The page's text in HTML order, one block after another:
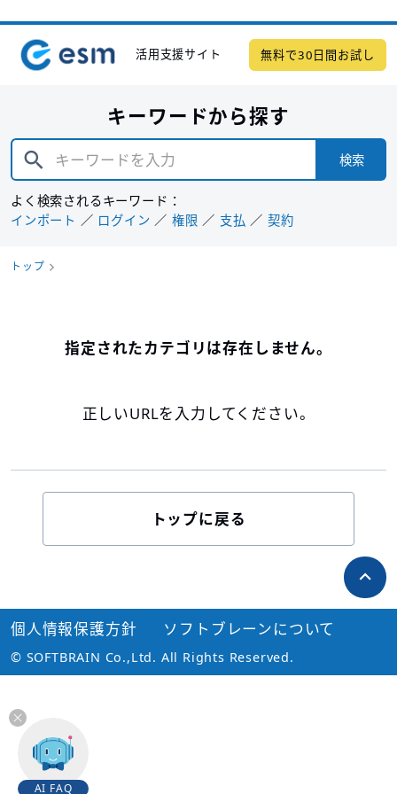
活用支援サイト 無料で30日間お試し
キーワードから探す
検索
よく検索されるキーワード：
インポート
ログイン 権限 支払 契約
トップ
指定されたカテゴリは存在しません。
正しいURLを入力してください。
トップに戻る
© SOFTBRAIN Co.,Ltd. All Rights Reserved.
個人情報保護方針 ソフトブレーンについて
AI FAQ